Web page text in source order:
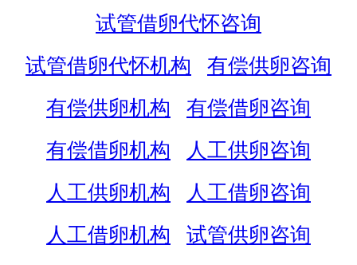
试管借卵代怀咨询
试管借卵代怀机构
有偿供卵咨询
有偿供卵机构
有偿借卵咨询
有偿借卵机构
人工供卵咨询
人工供卵机构
人工借卵咨询
人工借卵机构
试管供卵咨询